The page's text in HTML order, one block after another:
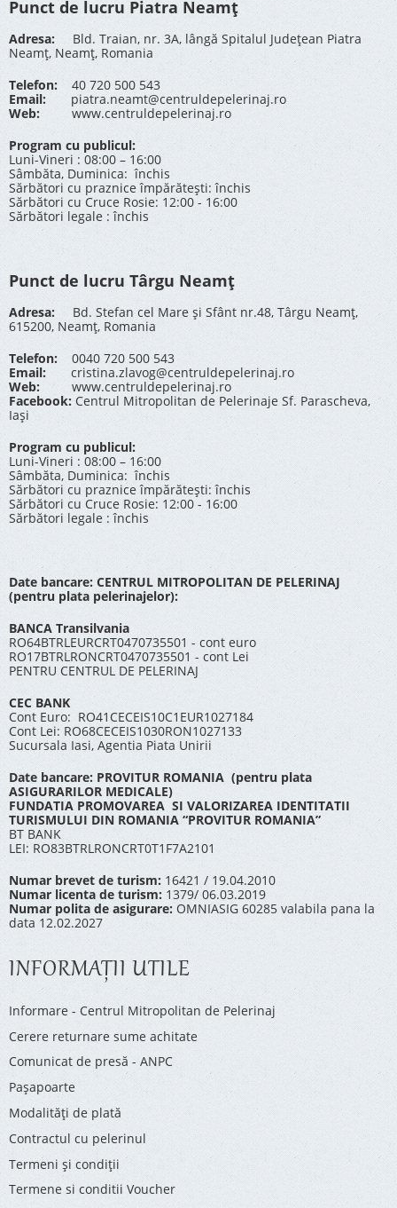
Punct de lucru Piatra Neamț
Adresa: Bld. Traian, nr. 3A, lângă Spitalul Județean Piatra
Neamț, Neamț, Romania
Telefon:40 720 500 543
Email:
piatra.neamt@centruldepelerinaj.ro
Web:
www.centruldepelerinaj.ro
Program cu publicul:
Luni-Vineri : 08:00 – 16:00
Sâmbăta, Duminica: închis
Sărbători cu praznice împărătești: închis
Sărbători cu Cruce Rosie: 12:00 - 16:00
Sărbători legale : închis
Punct de lucru Târgu Neamț
Adresa: Bd. Stefan cel Mare și Sfânt nr.48, Târgu Neamț,
615200, Neamț, Romania
Telefon: 0040 720 500 543
Email:
cristina.zlavog@centruldepelerinaj.ro
Web:
www.centruldepelerinaj.ro
Facebook: Centrul Mitropolitan de Pelerinaje Sf. Parascheva,
Iași
Program cu publicul:
Luni-Vineri : 08:00 – 16:00
Sâmbăta, Duminica: închis
Sărbători cu praznice împărătești: închis
Sărbători cu Cruce Rosie: 12:00 - 16:00
Sărbători legale : închis
Date bancare: CENTRUL MITROPOLITAN DE PELERINAJ
(pentru plata pelerinajelor):
BANCA Transilvania
RO64BTRLEURCRT0470735501 - cont euro
RO17BTRLRONCRT0470735501 - cont Lei
PENTRU CENTRUL DE PELERINAJ
CEC BANK
Cont Euro: RO41CECEIS10C1EUR1027184
Cont Lei: RO68CECEIS1030RON1027133
Sucursala Iasi, Agentia Piata Unirii
Date bancare: PROVITUR ROMANIA (pentru plata
ASIGURARILOR MEDICALE)
FUNDATIA PROMOVAREA SI VALORIZAREA IDENTITATII
TURISMULUI DIN ROMANIA “PROVITUR ROMANIA”
BT BANK
LEI: RO83BTRLRONCRT0T1F7A2101
Numar brevet de turism: 16421 / 19.04.2010
Numar licenta de turism: 1379/ 06.03.2019
Numar polita de asigurare: OMNIASIG 60285 valabila pana la
data 12.02.2027
INFORMAŢII UTILE
Informare - Centrul Mitropolitan de Pelerinaj
Cerere returnare sume achitate
Comunicat de presă - ANPC
Pașapoarte
Modalități de plată
Contractul cu pelerinul
Termeni și condiții
Termene si conditii Voucher